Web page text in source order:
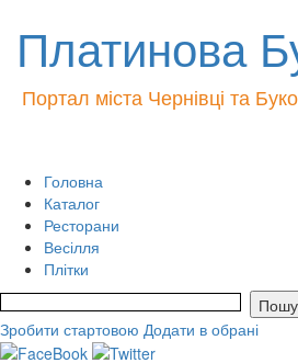
Платинова
Портал міста Чернівці та
Головна
Каталог
Ресторани
Весілля
Плітки
Зробити стартовою Додати в обрані